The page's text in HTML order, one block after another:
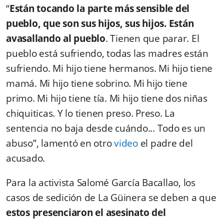
“Están tocando la parte más sensible del
pueblo, que son sus hijos, sus hijos. Están
avasallando al pueblo. Tienen que parar. El
pueblo está sufriendo, todas las madres están
sufriendo. Mi hijo tiene hermanos. Mi hijo tiene
mamá. Mi hijo tiene sobrino. Mi hijo tiene
primo. Mi hijo tiene tía. Mi hijo tiene dos niñas
chiquiticas. Y lo tienen preso. Preso. La
sentencia no baja desde cuándo... Todo es un
abuso”, lamentó en otrovideoel padre del
acusado.
Para la activista Salomé García Bacallao, los
casos de sedición de La Güinera se deben a que
estos presenciaron el asesinato del